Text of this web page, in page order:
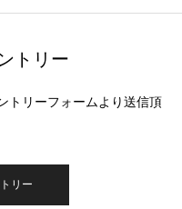
トリー
トリーフォームより送信頂
リー